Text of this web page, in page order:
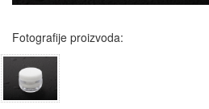
Fotografije proizvoda: